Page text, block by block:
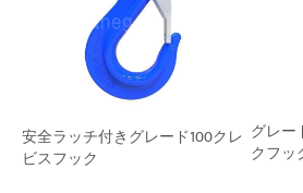
安全ラッチ付きグレード100クレ
ビスフック
グレー
クフッ